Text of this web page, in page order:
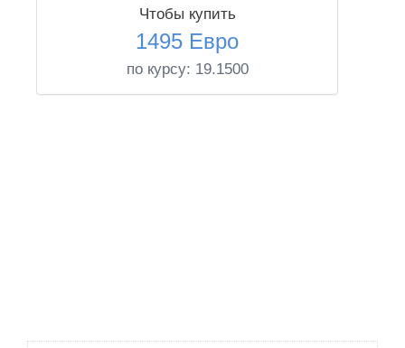
Чтобы купить
1495 Евро
по курсу: 19.1500